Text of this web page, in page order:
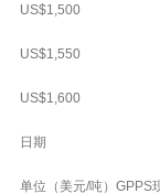
US$1,500
US$1,550
US$1,600
日期
单位（美元/吨）GPPS